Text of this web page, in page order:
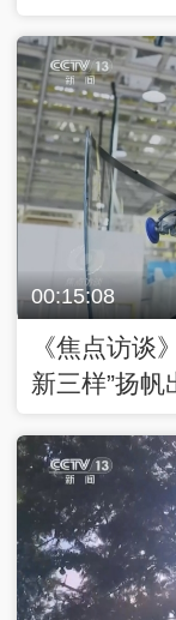
00:15:08
《焦点访谈
新三样”扬帆